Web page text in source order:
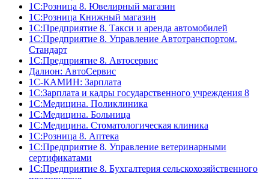
1С:Розница 8. Ювелирный магазин
1С:Розница Книжный магазин
1C:Предприятие 8. Такси и аренда автомобилей
1С:Предприятие 8. Управление Автотранспортом.
Стандарт
1C:Предприятие 8. Автосервис
Далион: АвтоСервис
1С-КАМИН: Зарплата
1С:Зарплата и кадры государственного учреждения 8
1С:Медицина. Поликлиника
1С:Медицина. Больница
1С:Медицина. Стоматологическая клиника
1С:Розница 8. Аптека
1C:Предприятие 8. Управление ветеринарными
сертификатами
1С:Предприятие 8. Бухгалтерия сельскохозяйственного